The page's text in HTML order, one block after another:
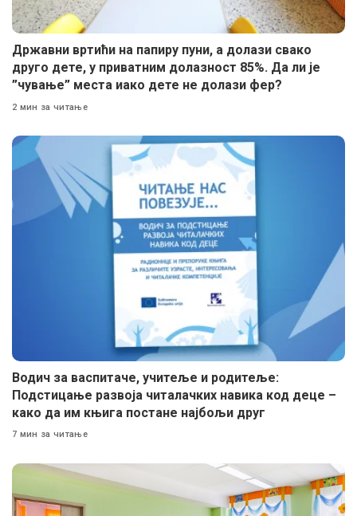
Државни вртићи на папиру пуни, а долази свако
друго дете, у приватним долазност 85%. Да ли је
”чување” места иако дете не долази фер?
2 мин за читање
Водич за васпитаче, учитеље и родитеље:
Подстицање развоја читалачких навика код деце –
како да им књига постане најбољи друг
7 мин за читање